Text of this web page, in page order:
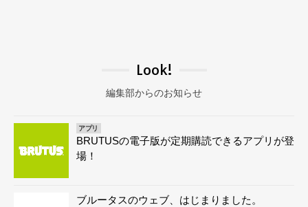
Look!
編集部からのお知らせ
アプリ
BRUTUSの電子版が定期購読できるアプリが登
場！
ブルータスのウェブ、はじまりました。